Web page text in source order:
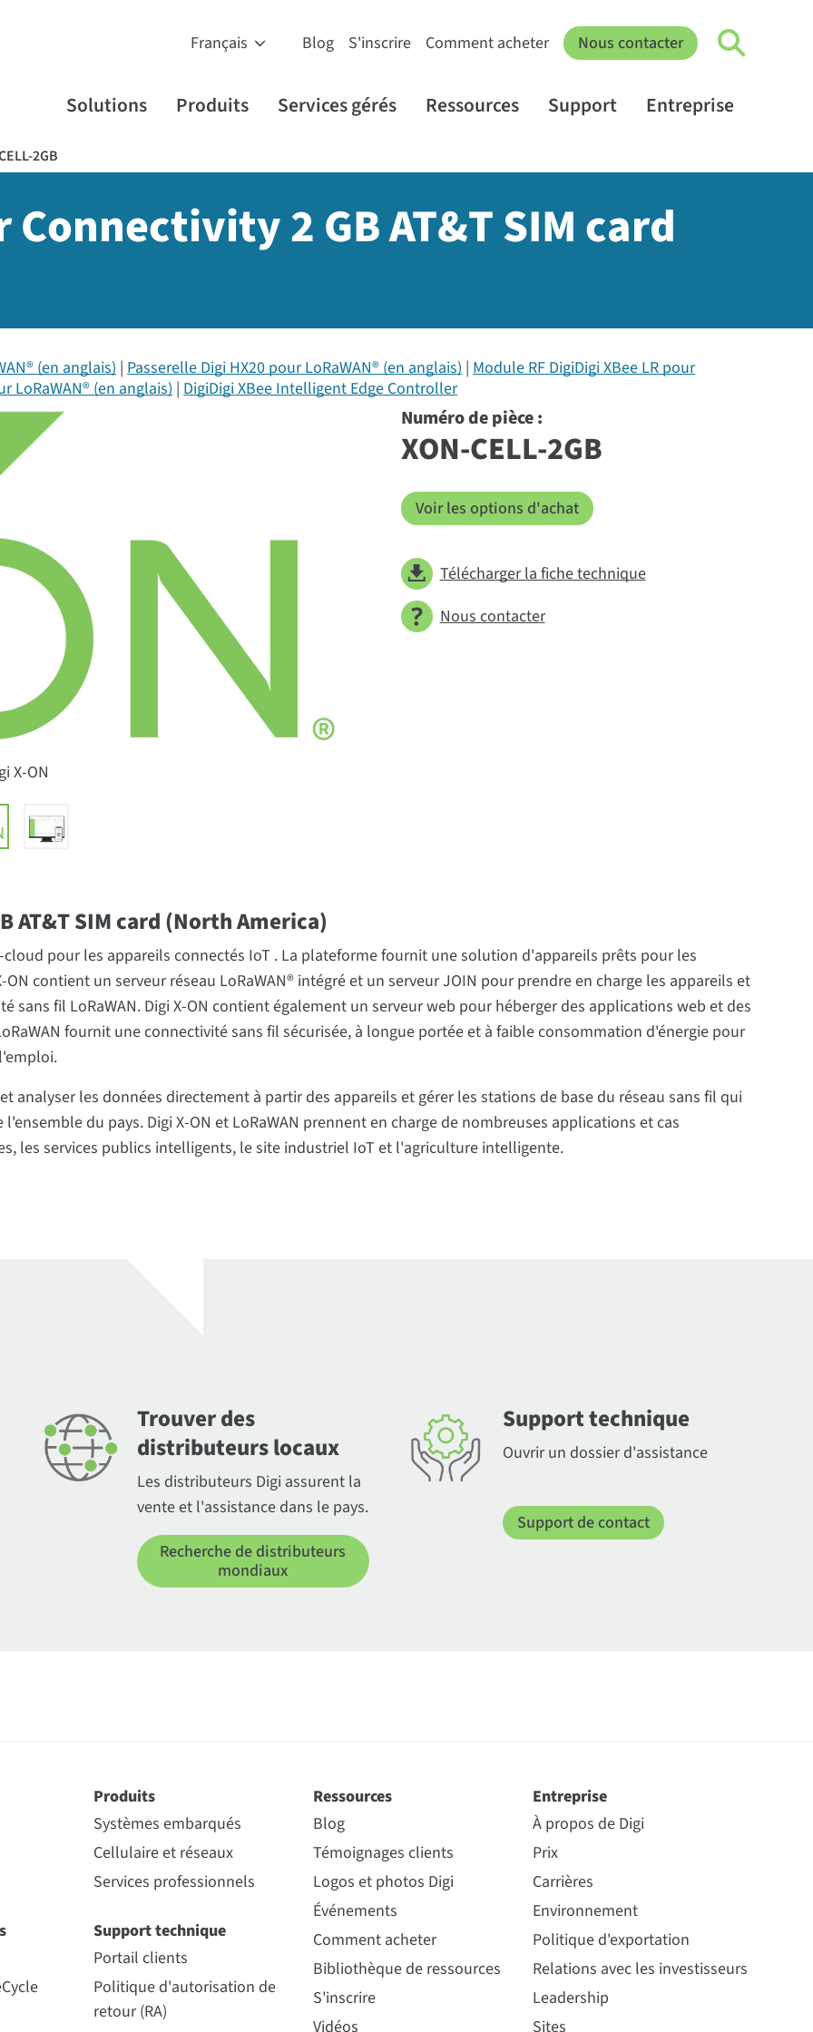
Blog S'inscrire Comment acheter Nous contacter
Solutions Produits Services gérés Ressources Support Entreprise
2GB
2 GB AT&T SIM card
(en anglais) Passerelle Digi HX20 pour LoRaWAN® (en anglais) Module RF DigiDigi XBee LR pour
LoRaWAN® (en anglais) DigiDigi XBee Intelligent Edge Controller
X-ON
Numéro de pièce :
XON-CELL-2GB
Voir les options d'achat
Télécharger la fiche technique
Nous contacter
AT&T SIM card (North America)
pour les appareils connectés IoT . La plateforme fournit une solution d'appareils prêts pour les
contient un serveur réseau LoRaWAN® intégré et un serveur JOIN pour prendre en charge les appareils et
fil LoRaWAN. Digi X-ON contient également un serveur web pour héberger des applications web et des
fournit une connectivité sans fil sécurisée, à longue portée et à faible consommation d'énergie pour
analyser les données directement à partir des appareils et gérer les stations de base du réseau sans fil qui
du pays. Digi X-ON et LoRaWAN prennent en charge de nombreuses applications et cas
les services publics intelligents, le site industriel IoT et l'agriculture intelligente.
Trouver des
distributeurs locaux
Les distributeurs Digi assurent la
vente et l'assistance dans le pays.
Recherche de distributeurs
mondiaux
Support technique
Ouvrir un dossier d'assistance
Support de contact
Produits
Systèmes embarqués
Cellulaire et réseaux
Services professionnels
Support technique
Portail clients
Politique d'autorisation de
retour (RA)
Ressources
Blog
Témoignages clients
Logos et photos Digi
Événements
Comment acheter
Bibliothèque de ressources
S'inscrire
Vidéos
Entreprise
À propos de Digi
Prix
Carrières
Environnement
Politique d'exportation
Relations avec les investisseurs
Leadership
Sites